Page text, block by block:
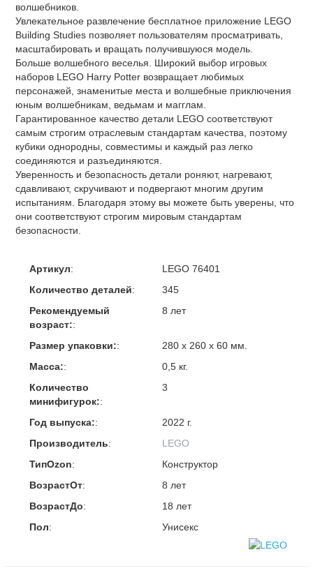
волшебников.
Увлекательное развлечение бесплатное приложение LEGO
Building Studies позволяет пользователям просматривать,
масштабировать и вращать получившуюся модель.
Больше волшебного веселья. Широкий выбор игровых
наборов LEGO Harry Potter возвращает любимых
персонажей, знаменитые места и волшебные приключения
юным волшебникам, ведьмам и магглам.
Гарантированное качество детали LEGO соответствуют
самым строгим отраслевым стандартам качества, поэтому
кубики однородны, совместимы и каждый раз легко
соединяются и разъединяются.
Уверенность и безопасность детали роняют, нагревают,
сдавливают, скручивают и подвергают многим другим
испытаниям. Благодаря этому вы можете быть уверены, что
они соответствуют строгим мировым стандартам
безопасности.
Артикул:
LEGO 76401
Количество деталей:
345
Рекомендуемый
возраст::
8 лет
Размер упаковки::
280 х 260 х 60 мм.
Масса::
0,5 кг.
Количество
минифигурок::
3
Год выпуска::
2022 г.
Производитель:
LEGO
ТипOzon:
Конструктор
ВозрастОт:
8 лет
ВозрастДо:
18 лет
Пол: Унисекс